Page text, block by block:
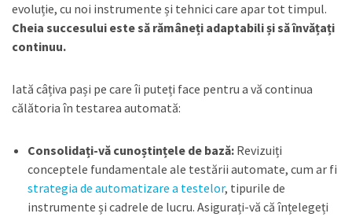
evoluție, cu noi instrumente și tehnici care apar tot timpul.
Cheia succesului este să rămâneți adaptabili și să învățați
continuu.
Iată câțiva pași pe care îi puteți face pentru a vă continua
călătoria în testarea automată:
Consolidați-vă cunoștințele de bază: Revizuiți
conceptele fundamentale ale testării automate, cum ar fi
strategia de automatizare a testelor, tipurile de
instrumente și cadrele de lucru. Asigurați-vă că înțelegeți